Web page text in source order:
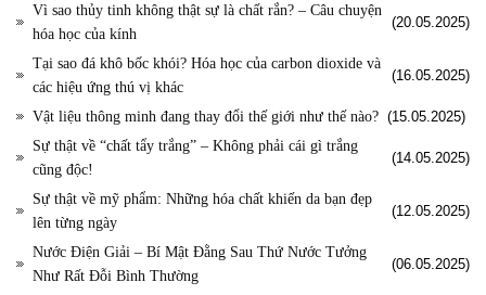
Vì sao thủy tinh không thật sự là chất rắn? – Câu chuyện
hóa học của kính
(20.05.2025)
Tại sao đá khô bốc khói? Hóa học của carbon dioxide và
các hiệu ứng thú vị khác
(16.05.2025)
Vật liệu thông minh đang thay đổi thế giới như thế nào? (15.05.2025)
Sự thật về “chất tẩy trắng” – Không phải cái gì trắng
cũng độc!
(14.05.2025)
Sự thật về mỹ phẩm: Những hóa chất khiến da bạn đẹp
lên từng ngày
(12.05.2025)
Nước Điện Giải – Bí Mật Đằng Sau Thứ Nước Tưởng
Như Rất Đỗi Bình Thường
(06.05.2025)